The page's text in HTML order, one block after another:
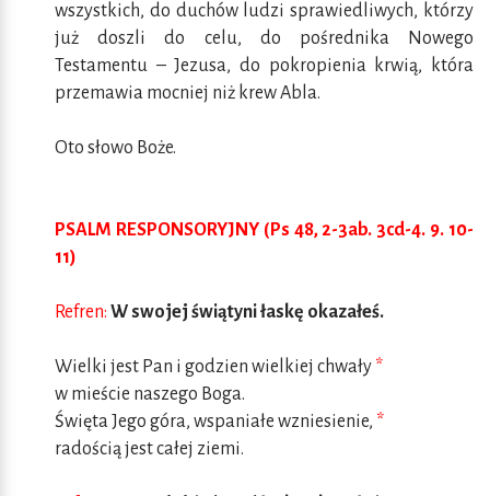
wszystkich, do duchów ludzi sprawiedliwych, którzy
już doszli do celu, do pośrednika Nowego
Testamentu – Jezusa, do pokropienia krwią, która
przemawia mocniej niż krew Abla.
Oto słowo Boże.
PSALM RESPONSORYJNY (Ps 48, 2-3ab. 3cd-4. 9. 10-
11)
Refren: W swojej świątyni łaskę okazałeś.
Wielki jest Pan i godzien wielkiej chwały *
w mieście naszego Boga.
Święta Jego góra, wspaniałe wzniesienie, *
radością jest całej ziemi.